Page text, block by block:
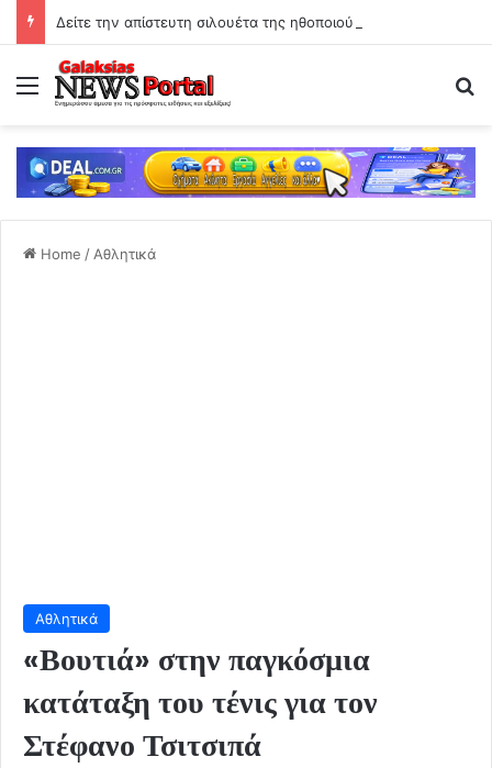
Δείτε την απίστευτη σιλουέτα της ηθοποιού στα 61 της!
Menu
Home / Αθλητικά
Αθλητικά
«Βουτιά» στην παγκόσμια
κατάταξη του τένις για τον
Στέφανο Τσιτσιπά